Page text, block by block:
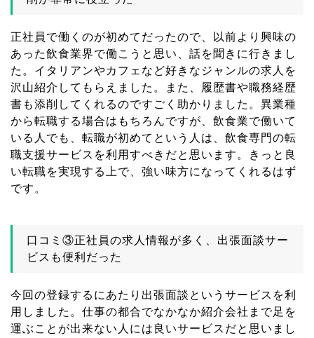
正社員で働くのが初めてだったので、以前より興味の
あった飲食業界で働こうと思い、話を聞きに行きまし
た。イタリアンやカフェなど好きなジャンルの求人を
沢山紹介してもらえました。また、履歴書や職務経歴
書も添削してくれるのですごく助かりました。異業種
から転職する場合はもちろんですが、飲食業で働いて
いる人でも、転職が初めてという人は、飲食専門の転
職支援サービスを利用すべきだと思います。きっと良
い転職を実現する上で、強い味方になってくれるはず
です。
口コミ③正社員の求人情報が多く、出張面談サー
ビスも便利だった
今回の登録するにあたり出張面談というサービスを利
用しました。仕事の都合でなかなか紹介会社まで足を
運ぶことが出来ない人には良いサービスだと思いまし